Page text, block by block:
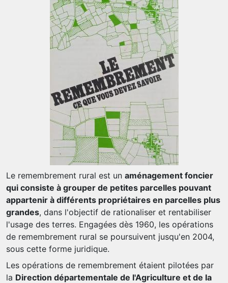
Le remembrement rural est un aménagement foncier
qui consiste à grouper de petites parcelles pouvant
appartenir à différents propriétaires en parcelles plus
grandes, dans l'objectif de rationaliser et rentabiliser
l'usage des terres. Engagées dès 1960, les opérations
de remembrement rural se poursuivent jusqu'en 2004,
sous cette forme juridique.
Les opérations de remembrement étaient pilotées par
la Direction départementale de l'Agriculture et de la